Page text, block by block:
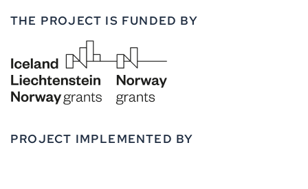
THE PROJECT IS FUNDED BY
PROJECT IMPLEMENTED BY